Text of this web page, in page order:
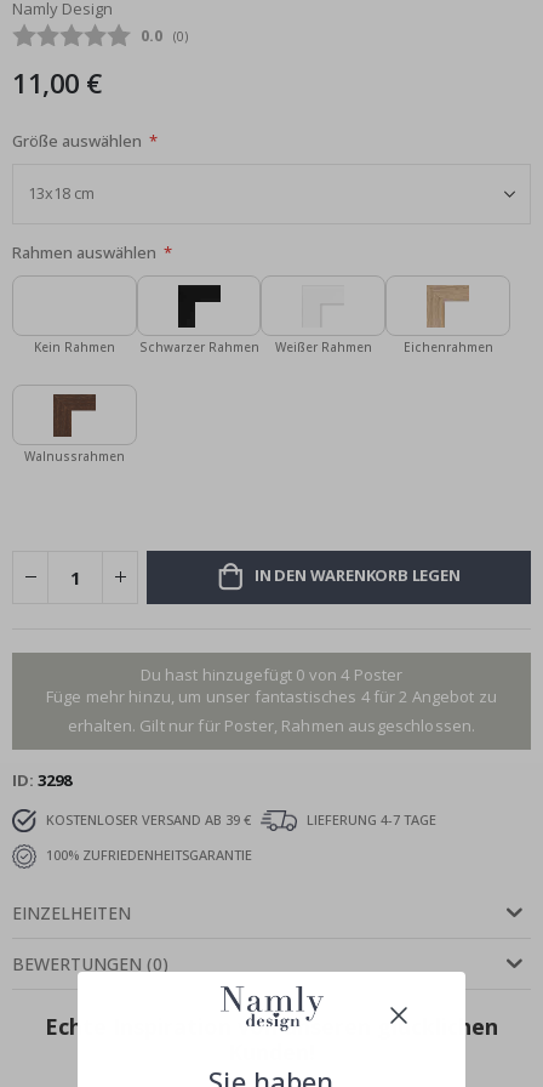
Bildgalerie
springen
Namly Design
Durchschnittliche Bewertung:
0.0 (abgegebene bewertungen:
0)
11,00 €
Größe auswählen
Rahmen auswählen
Kein Rahmen Schwarzer Rahmen Weißer Rahmen Eichenrahmen
Walnussrahmen
IN DEN WARENKORB LEGEN
Du hast hinzugefügt 0 von 4 Poster
Füge mehr hinzu, um unser fantastisches 4 für 2 Angebot zu
erhalten. Gilt nur für Poster, Rahmen ausgeschlossen.
ID 3298
KOSTENLOSER VERSAND AB 39 €
LIEFERUNG 4-7 TAGE
100% ZUFRIEDENHEITSGARANTIE
EINZELHEITEN
BEWERTUNGEN (0)
Echte Inspiration von unseren glücklichen